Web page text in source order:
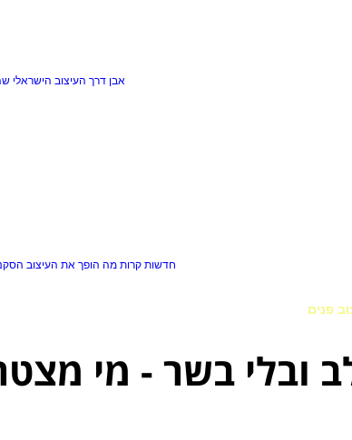
אבן דרך העיצוב הישראלי
חדשות קרות מה הופך את העיצוב
פנים